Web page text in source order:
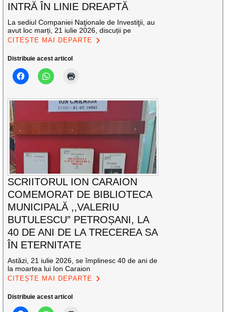
INTRĂ ÎN LINIE DREAPTĂ
La sediul Companiei Naţionale de Investiţii, au
avut loc marți, 21 iulie 2026, discuții pe
CITEȘTE MAI DEPARTE
Distribuie acest articol
SCRIITORUL ION CARAION
COMEMORAT DE BIBLIOTECA
MUNICIPALĂ ,,VALERIU
BUTULESCU” PETROȘANI, LA
40 DE ANI DE LA TRECEREA SA
ÎN ETERNITATE
Astăzi, 21 iulie 2026, se împlinesc 40 de ani de
la moartea lui Ion Caraion
CITEȘTE MAI DEPARTE
Distribuie acest articol